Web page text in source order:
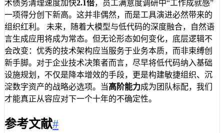
术债务清理速度加快2.1倍，员工满意度调研中“工作成就感”
一项得分创下新高。这并非偶然，而是工具演进必然带来的
组织红利。 未来，随着大模型与低代码的深度融合，自然语
言生成应用将成为常态。但无论形态如何变化，底层逻辑不
会改变：优秀的技术架构应当服务于业务本质，而非束缚创
新手脚。对于企业技术决策者而言，尽早将低代码纳入基础
设施规划，不仅是降本增效的手段，更是构建敏捷组织、沉
淀数字资产的战略必选项。当高阶能力成为团队标配，我们
才能真正从容应对下一个十年的不确定性。
参考文献#